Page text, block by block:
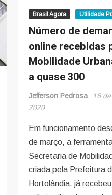
Brasil Agora Utilidade
Número de
online recebidas
Mobilidade
a quase 300
Jefferson Pedrosa
16
2020
Em funcionamento
de março, a
Secretaria de
criada pela Prefeitura
Hortolândia, já